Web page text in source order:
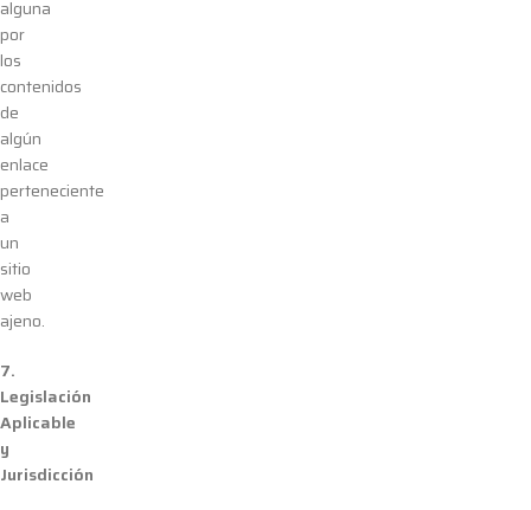
alguna
por
los
contenidos
de
algún
enlace
perteneciente
a
un
sitio
web
ajeno.
7.
Legislación
Aplicable
y
Jurisdicción